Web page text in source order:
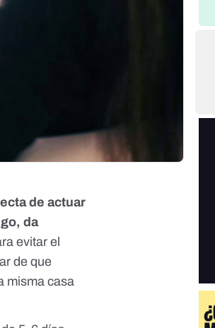
de actuar
da
evitar el
de que
misma casa